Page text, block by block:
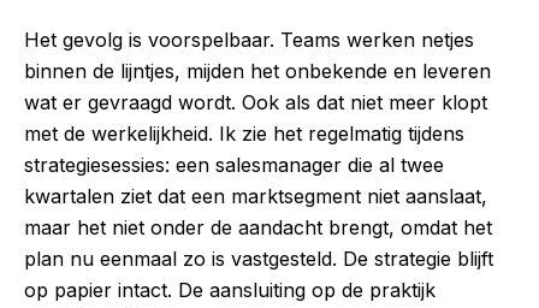
Het gevolg is voorspelbaar. Teams werken netjes
binnen de lijntjes, mijden het onbekende en leveren
wat er gevraagd wordt. Ook als dat niet meer klopt
met de werkelijkheid. Ik zie het regelmatig tijdens
strategiesessies: een salesmanager die al twee
kwartalen ziet dat een marktsegment niet aanslaat,
maar het niet onder de aandacht brengt, omdat het
plan nu eenmaal zo is vastgesteld. De strategie blijft
op papier intact. De aansluiting op de praktijk